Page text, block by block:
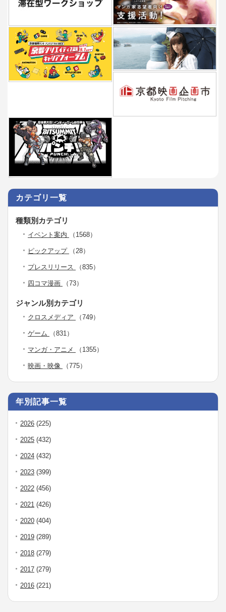
カテゴリ一覧
種類別カテゴリ
イベント案内 （1568）
ピックアップ （28）
プレスリリース （835）
四コマ漫画 （73）
ジャンル別カテゴリ
クロスメディア （749）
ゲーム （831）
マンガ・アニメ （1355）
映画・映像 （775）
年別記事一覧
2026 (225)
2025 (432)
2024 (432)
2023 (399)
2022 (456)
2021 (426)
2020 (404)
2019 (289)
2018 (279)
2017 (279)
2016 (221)